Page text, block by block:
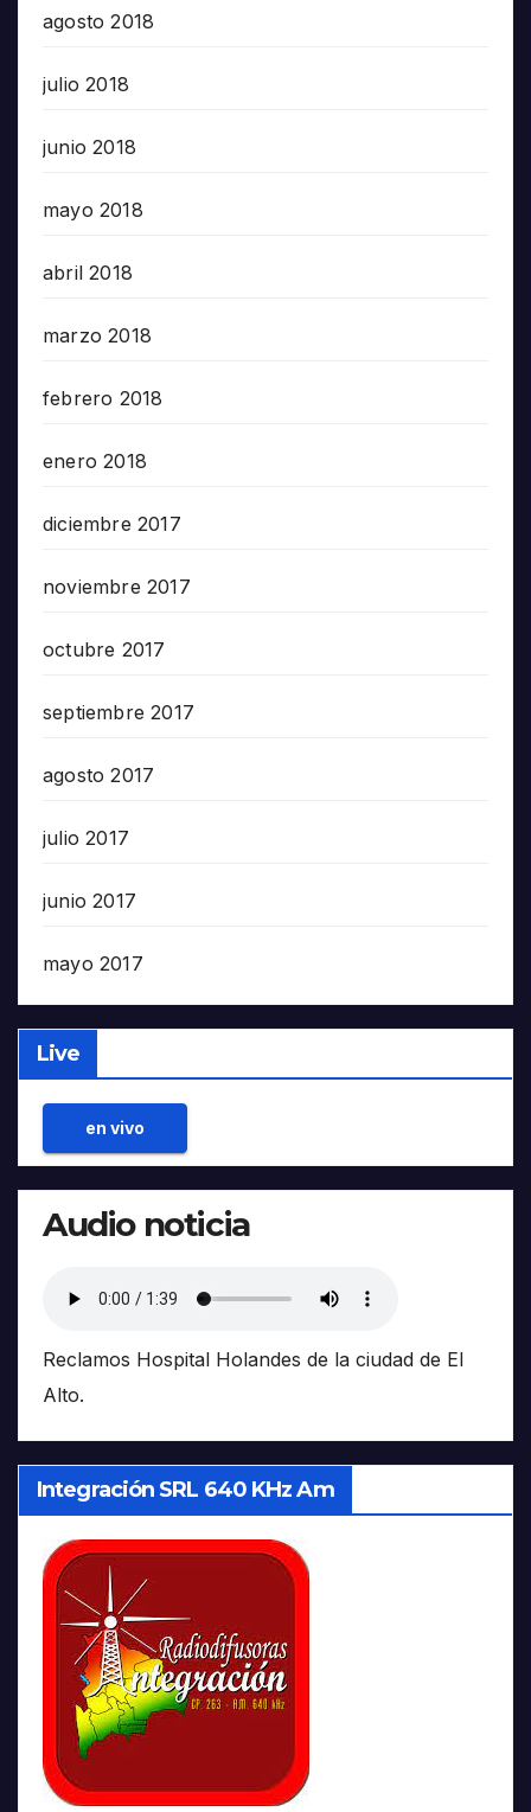
agosto 2018
julio 2018
junio 2018
mayo 2018
abril 2018
marzo 2018
febrero 2018
enero 2018
diciembre 2017
noviembre 2017
octubre 2017
septiembre 2017
agosto 2017
julio 2017
junio 2017
mayo 2017
Live
en vivo
Audio noticia
Reclamos Hospital Holandes de la ciudad de El
Alto.
Integración SRL 640 KHz Am